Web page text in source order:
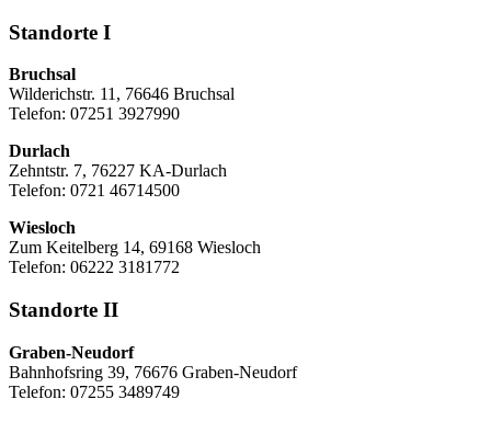
Standorte I
Bruchsal
Wilderichstr. 11, 76646 Bruchsal
Telefon: 07251 3927990
Durlach
Zehntstr. 7, 76227 KA-Durlach
Telefon: 0721 46714500
Wiesloch
Zum Keitelberg 14, 69168 Wiesloch
Telefon: 06222 3181772
Standorte II
Graben-Neudorf
Bahnhofsring 39, 76676 Graben-Neudorf
Telefon: 07255 3489749